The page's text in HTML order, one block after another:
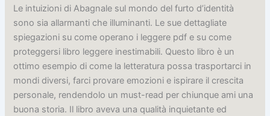
Le intuizioni di Abagnale sul mondo del furto d’identità
sono sia allarmanti che illuminanti. Le sue dettagliate
spiegazioni su come operano i leggere pdf e su come
proteggersi libro leggere inestimabili. Questo libro è un
ottimo esempio di come la letteratura possa trasportarci in
mondi diversi, farci provare emozioni e ispirare il crescita
personale, rendendolo un must-read per chiunque ami una
buona storia. Il libro aveva una qualità inquietante ed